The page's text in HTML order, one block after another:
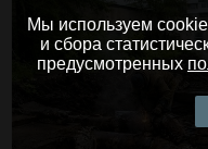
Мы используем
и сбора
предусмотренных